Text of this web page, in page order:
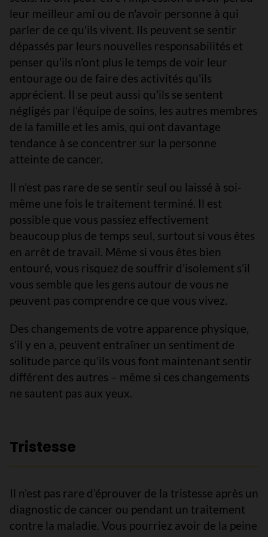
leur meilleur ami ou de n'avoir personne à qui
parler de ce qu'ils vivent. Ils peuvent se sentir
dépassés par leurs nouvelles responsabilités et
penser qu'ils n'ont plus le temps de voir leur
entourage ou de faire des activités qu'ils
apprécient. Il se peut aussi qu'ils se sentent
négligés par l'équipe de soins, les autres membres
de la famille et les amis, qui ont davantage
tendance à se concentrer sur la personne
atteinte de cancer.
Il n’est pas rare de se sentir seul ou laissé à soi-
même une fois le traitement terminé. Il est
possible que vous passiez effectivement
beaucoup plus de temps seul, surtout si vous êtes
en arrêt de travail. Même si vous êtes bien
entouré, vous risquez de souffrir d’isolement s’il
vous semble que les gens autour de vous ne
peuvent pas comprendre ce que vous vivez.
Des changements de votre apparence physique,
s’il y en a, peuvent entraîner un sentiment de
solitude parce qu’ils vous font maintenant sentir
différent des autres – même si ces changements
ne sautent pas aux yeux.
Tristesse
Il n’est pas rare d’éprouver de la tristesse après un
diagnostic de cancer ou pendant un traitement
contre la maladie. Vous pourriez avoir de la peine